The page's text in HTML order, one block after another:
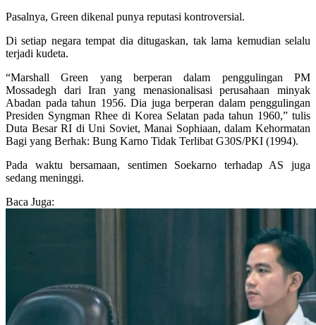
Pasalnya, Green dikenal punya reputasi kontroversial.
Di setiap negara tempat dia ditugaskan, tak lama kemudian selalu
terjadi kudeta.
“Marshall Green yang berperan dalam penggulingan PM
Mossadegh dari Iran yang menasionalisasi perusahaan minyak
Abadan pada tahun 1956. Dia juga berperan dalam penggulingan
Presiden Syngman Rhee di Korea Selatan pada tahun 1960,” tulis
Duta Besar RI di Uni Soviet, Manai Sophiaan, dalam Kehormatan
Bagi yang Berhak: Bung Karno Tidak Terlibat G30S/PKI (1994).
Pada waktu bersamaan, sentimen Soekarno terhadap AS juga
sedang meninggi.
Baca Juga: